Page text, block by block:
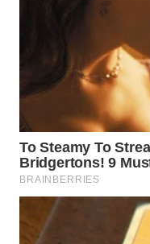
GORONTALO
SULUT
WN
WN